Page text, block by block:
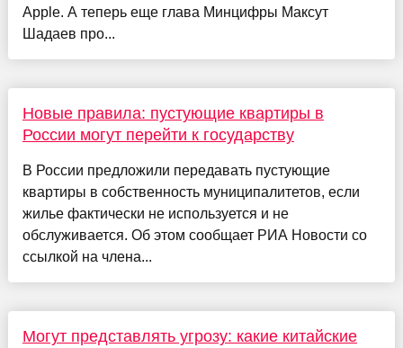
Apple. А теперь еще глава Минцифры Максут
Шадаев про...
Новые правила: пустующие квартиры в
России могут перейти к государству
В России предложили передавать пустующие
квартиры в собственность муниципалитетов, если
жилье фактически не используется и не
обслуживается. Об этом сообщает РИА Новости со
ссылкой на члена...
Могут представлять угрозу: какие китайские